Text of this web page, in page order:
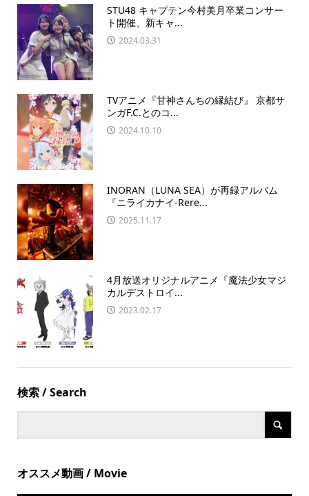
STU48 キャプテン今村美月卒業コンサー
ト開催、新キャ...
2024.03.31
TVアニメ『甘神さんちの縁結び』 京都サ
ンガF.C.とのコ...
2024.10.10
INORAN（LUNA SEA）が再録アルバム
『ニライカナイ-Rere...
2025.11.17
4月放送オリジナルアニメ『魔法少女マジ
カルデストロイ...
2023.02.17
検索 / Search
オススメ動画 / Movie